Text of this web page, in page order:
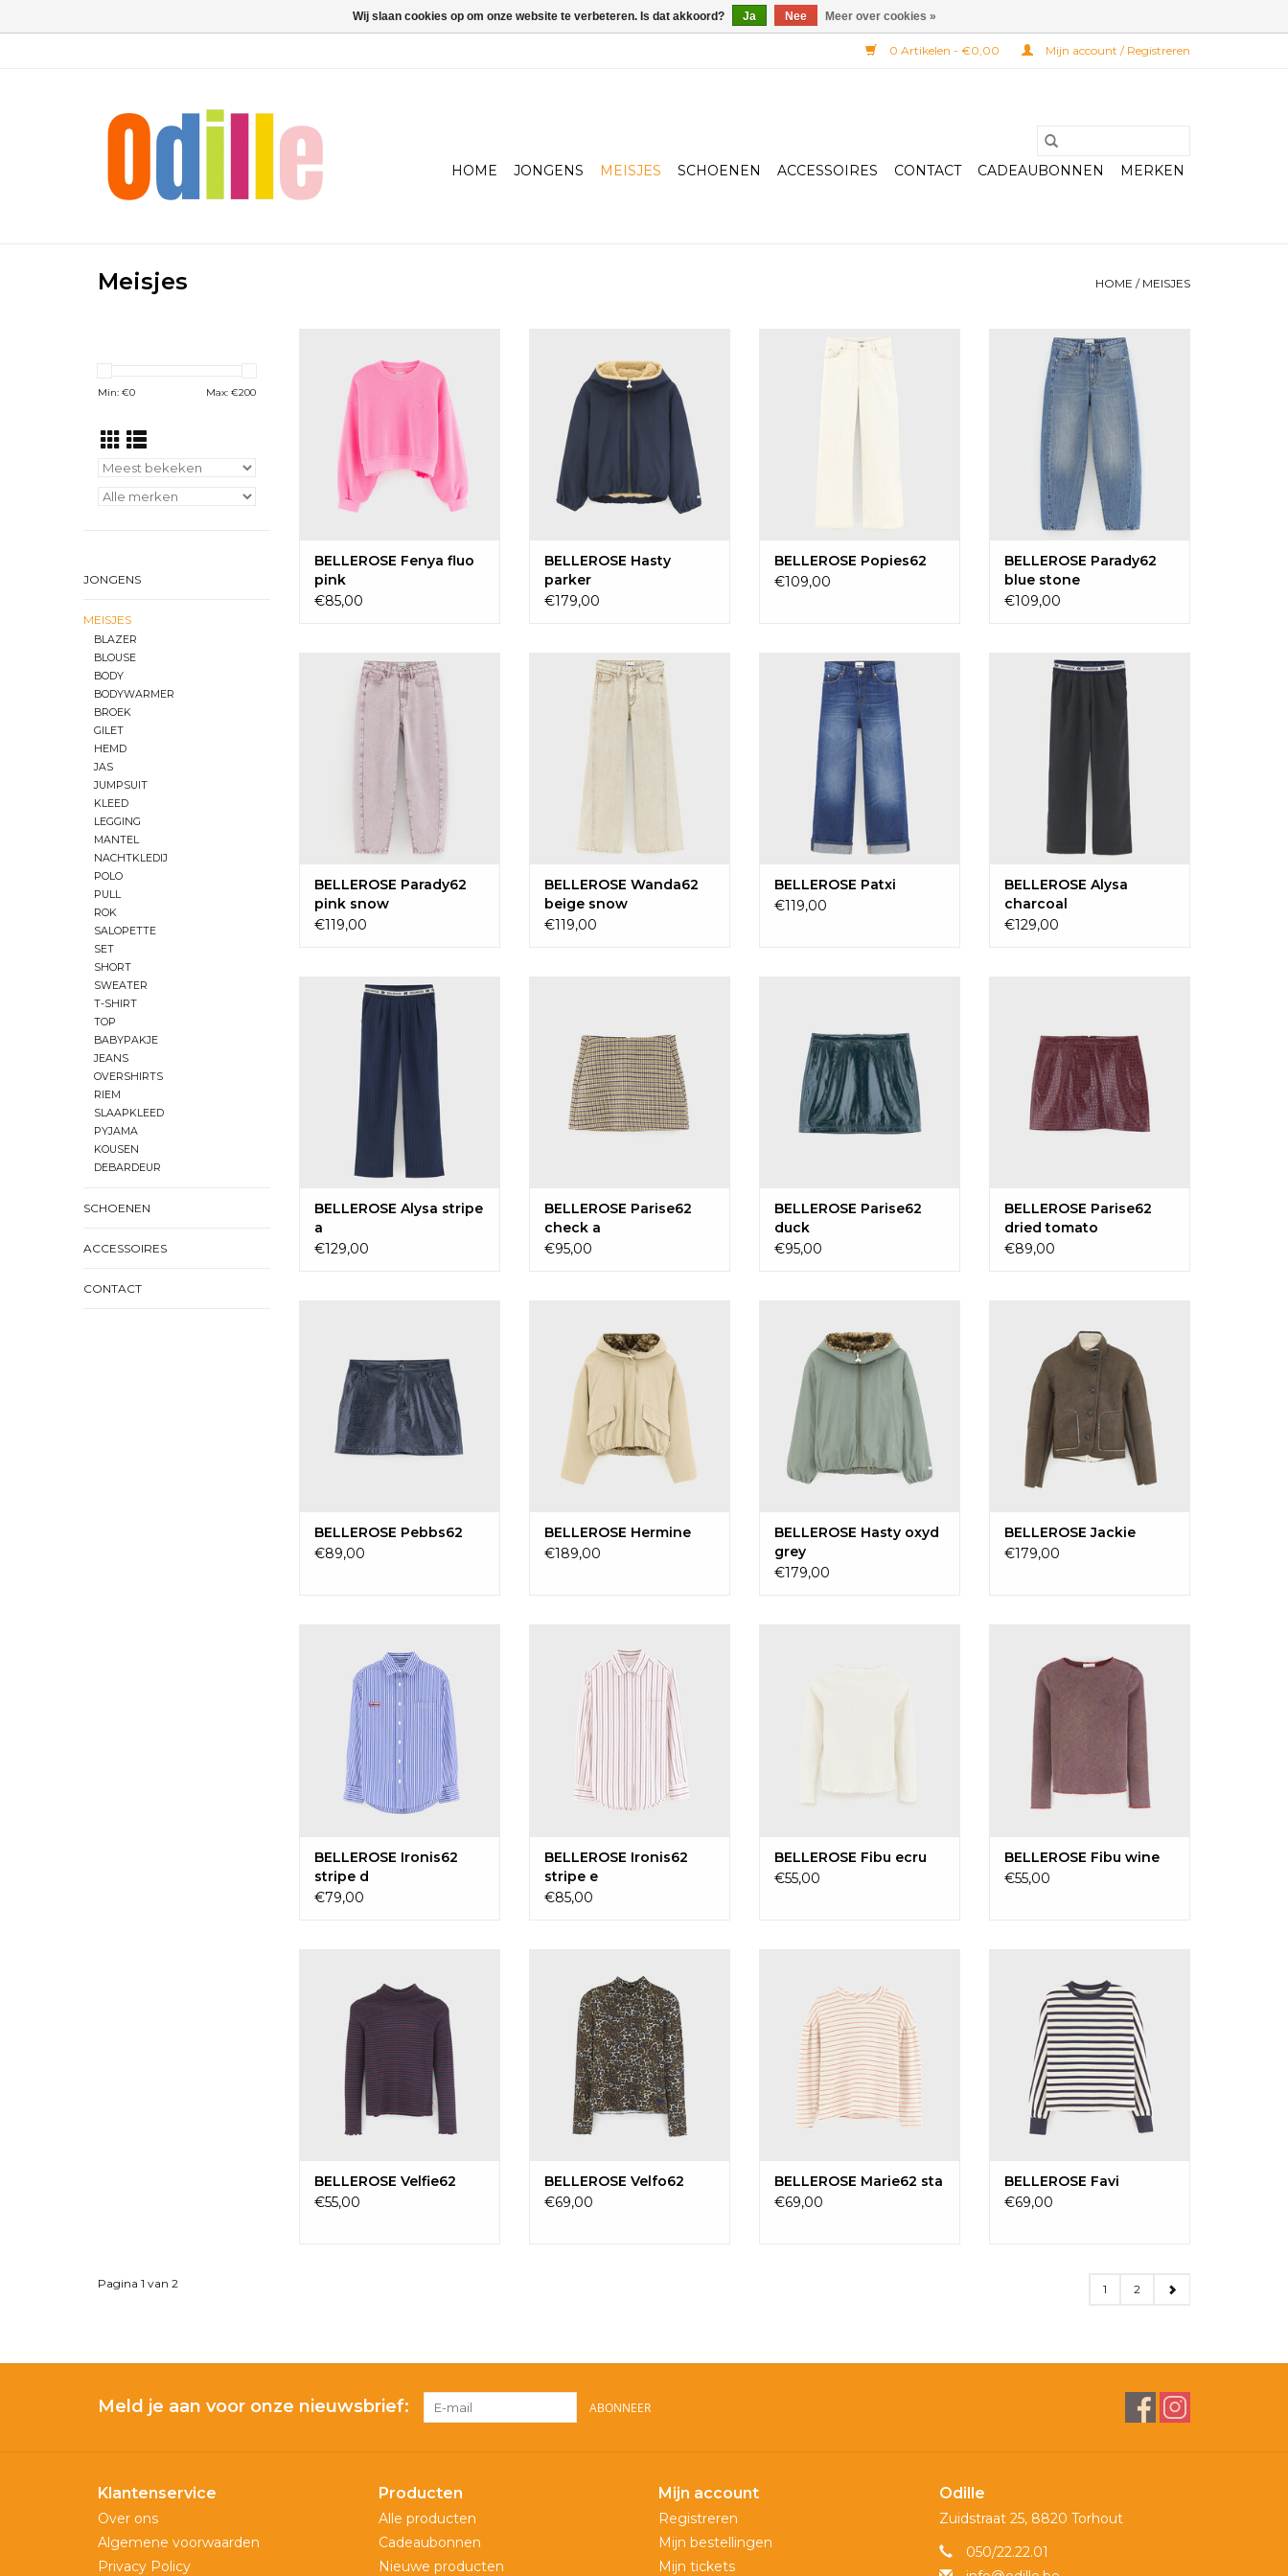
0 Artikelen - €0,00 Mijn account / Registreren
HOME JONGENS MEISJES SCHOENEN ACCESSOIRES CONTACT CADEAUBONNEN MERKEN
Meisjes HOME / MEISJES
Min: €0 Max: €200
JONGENS
MEISJES
BLAZER
BLOUSE
BODY
BODYWARMER
BROEK
GILET
HEMD
JAS
JUMPSUIT
KLEED
LEGGING
MANTEL
NACHTKLEDIJ
POLO
PULL
ROK
SALOPETTE
SET
SHORT
SWEATER
T-SHIRT
TOP
BABYPAKJE
JEANS
OVERSHIRTS
RIEM
SLAAPKLEED
PYJAMA
KOUSEN
DEBARDEUR
SCHOENEN
ACCESSOIRES
CONTACT
TOEVOEGEN AAN
WINKELWAGEN
BELLEROSE Fenya fluo
pink
€85,00
TOEVOEGEN AAN
WINKELWAGEN
BELLEROSE Hasty
parker
€179,00
BELLEROSE Popies62
WINKELWAGEN
BELLEROSE Popies62
€109,00
BELLEROSE Parady62 blue
stone
TOEVOEGEN AAN
WINKELWAGEN
BELLEROSE Parady62
blue stone
€109,00
BELLEROSE Parady62 pink
snow
BELLEROSE Parady62
pink snow
€119,00
BELLEROSE Wanda62 beige
snow
TOEVOEGEN AAN
BELLEROSE Wanda62
beige snow
€119,00
BELLEROSE Patxi
TOEVOEGEN AAN
WINKELWAGEN
BELLEROSE Patxi
€119,00
BELLEROSE Alysa charcoal
TOEVOEGEN AAN
WINKELWAGEN
BELLEROSE Alysa
charcoal
€129,00
BELLEROSE Alysa stripe a
TOEVOEGEN AAN
WINKELWAGEN
BELLEROSE Alysa stripe
a
€129,00
WINKELWAGEN
BELLEROSE Parise62
check a
€95,00
WINKELWAGEN
BELLEROSE Parise62
duck
€95,00
TOEVOEGEN AAN
WINKELWAGEN
BELLEROSE Parise62
dried tomato
€89,00
WINKELWAGEN
BELLEROSE Pebbs62
€89,00
TOEVOEGEN AAN
WINKELWAGEN
BELLEROSE Hermine
€189,00
TOEVOEGEN AAN
WINKELWAGEN
BELLEROSE Hasty oxyd
grey
€179,00
TOEVOEGEN AAN
WINKELWAGEN
BELLEROSE Jackie
€179,00
TOEVOEGEN AAN
WINKELWAGEN
BELLEROSE Ironis62
stripe d
€79,00
BELLEROSE Ironis62
stripe e
€85,00
BELLEROSE Fibu ecru
€55,00
TOEVOEGEN AAN
WINKELWAGEN
BELLEROSE Fibu wine
€55,00
TOEVOEGEN AAN
WINKELWAGEN
BELLEROSE Velfie62
€55,00
TOEVOEGEN AAN
WINKELWAGEN
BELLEROSE Velfo62
€69,00
TOEVOEGEN AAN
WINKELWAGEN
BELLEROSE Marie62 sta
€69,00
TOEVOEGEN AAN
WINKELWAGEN
BELLEROSE Favi
€69,00
Pagina 1 van 2 1 2
Meld je aan voor onze nieuwsbrief: ABONNEER
Klantenservice
Over ons
Algemene voorwaarden
Privacy Policy
Producten
Alle producten
Cadeaubonnen
Nieuwe producten
Mijn account
Registreren
Mijn bestellingen
Mijn tickets
Odille
Zuidstraat 25, 8820 Torhout
050/22.22.01
Wij slaan cookies op om onze website te verbeteren. Is dat akkoord? Ja Nee Meer over cookies »